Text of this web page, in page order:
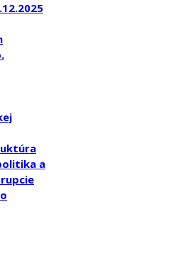
a